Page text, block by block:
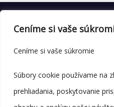
Ceníme si vaše
Ceníme si vaše súkromie
Súbory cookie používame na
prehliadania, poskytovanie